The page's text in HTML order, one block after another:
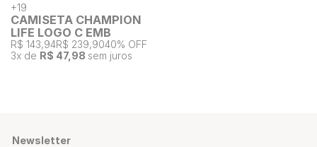
+19
CAMISETA CHAMPION
LIFE LOGO C EMB
R$ 143,94R$ 239,9040% OFF
3x de R$ 47,98 sem juros
Newsletter